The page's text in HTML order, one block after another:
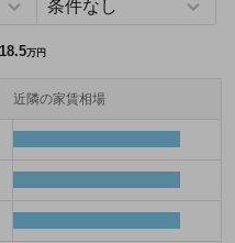
18.5万円
近隣の家賃相場